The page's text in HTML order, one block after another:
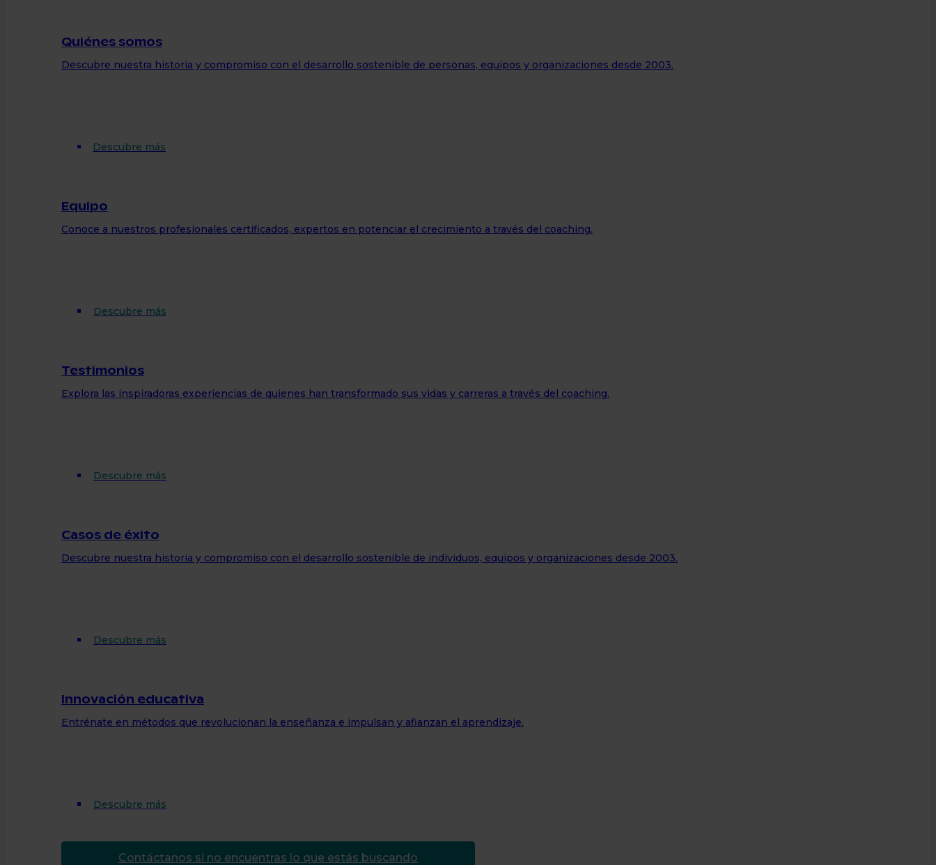
Quiénes somos
Descubre nuestra historia y compromiso con el desarrollo sostenible de personas, equipos y organizaciones desde 2003.
Descubre más
Equipo
Conoce a nuestros profesionales certificados, expertos en potenciar el crecimiento a través del coaching.
Descubre más
Testimonios
Explora las inspiradoras experiencias de quienes han transformado sus vidas y carreras a través del coaching.
Descubre más
Casos de éxito
Descubre nuestra historia y compromiso con el desarrollo sostenible de individuos, equipos y organizaciones desde 2003.
Descubre más
Innovación educativa
Entrénate en métodos que revolucionan la enseñanza e impulsan y afianzan el aprendizaje.
Descubre más
Contáctanos si no encuentras lo que estás buscando